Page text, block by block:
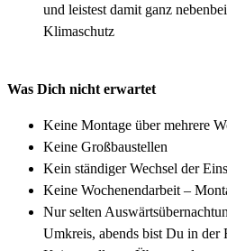
und leistest damit ganz
Klimaschutz
Was Dich nicht erwartet
Keine Montage über mehrere
Keine Großbaustellen
Kein ständiger Wechsel der
Keine Wochenendarbeit –
Nur selten
Umkreis, abends bist Du in der